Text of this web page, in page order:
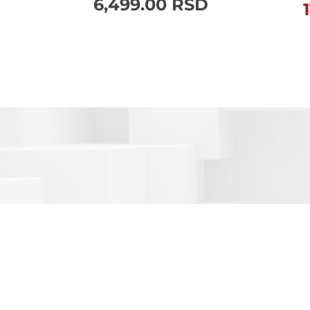
6,499.00 RSD